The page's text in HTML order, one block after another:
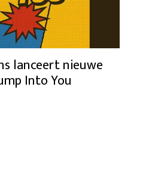
lanceert nieuwe
Into You